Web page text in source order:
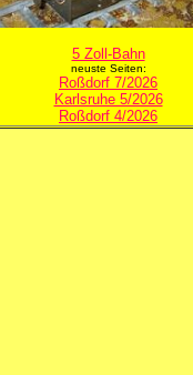
5 Zoll-Bahn
neuste Seiten:
Roßdorf 7/2026
Karlsruhe 5/2026
Roßdorf 4/2026